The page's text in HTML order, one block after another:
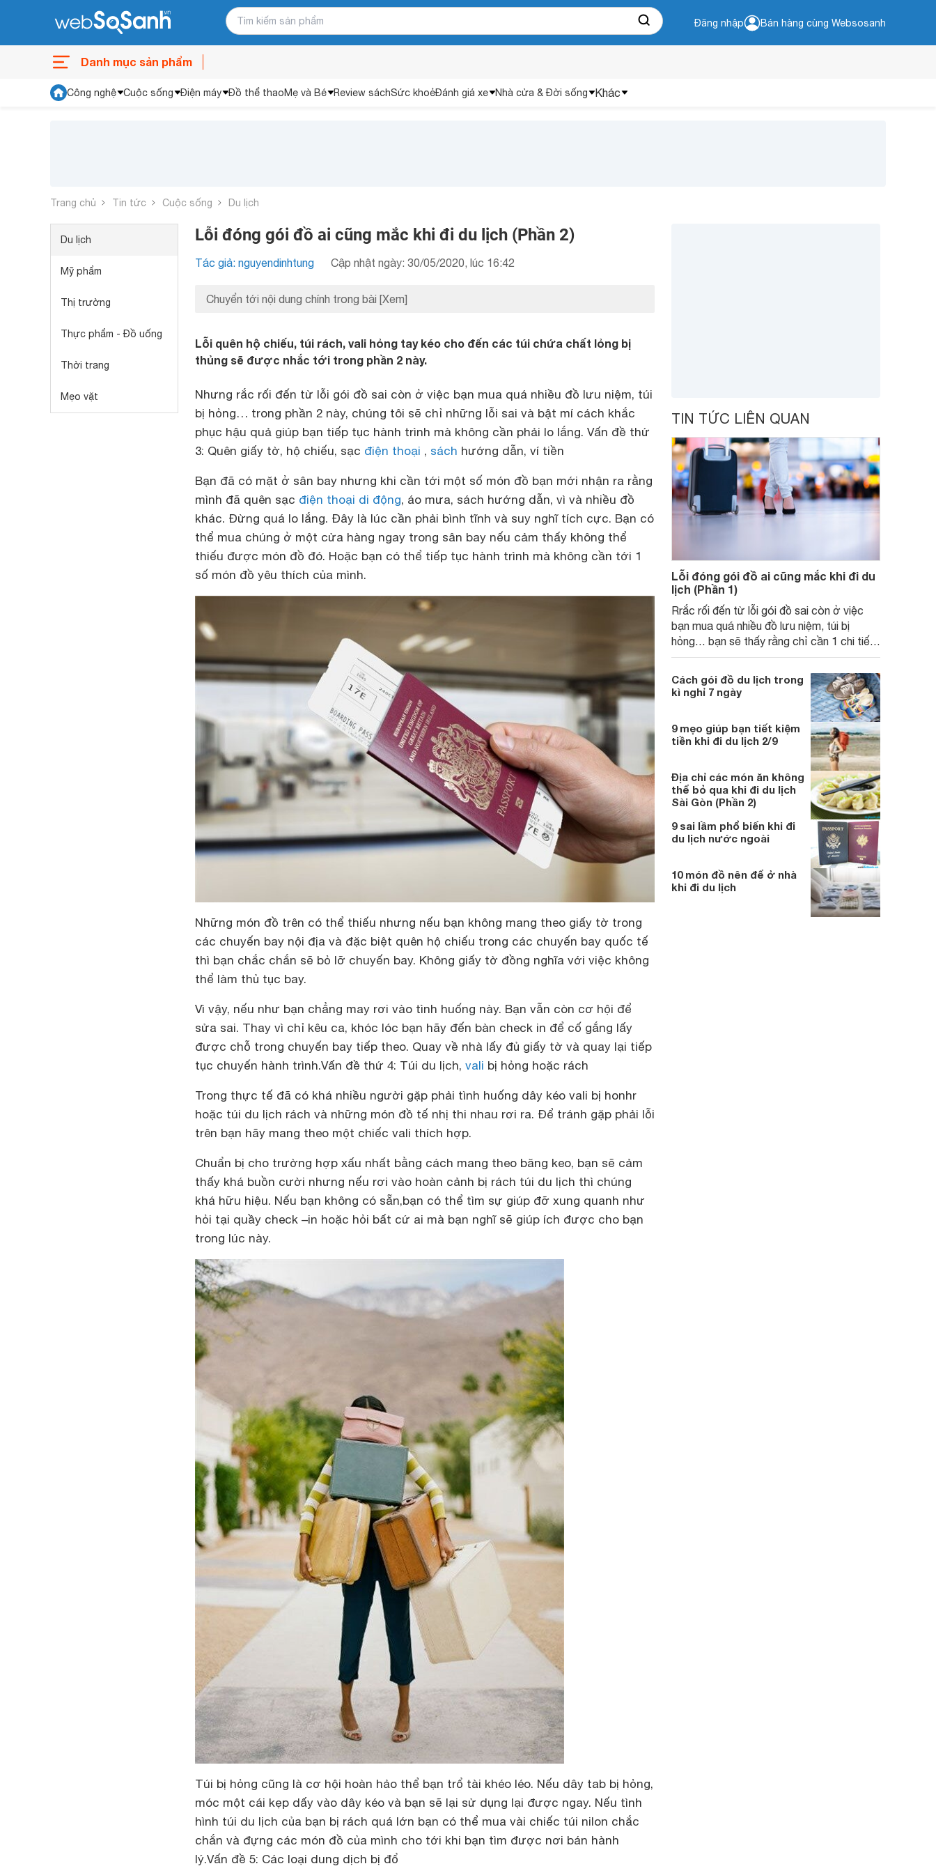
Đăng nhập Bán hàng cùng Websosanh
Danh mục sản phẩm
Công nghệ Cuộc sống Điện máy Đồ thể thaoMẹ và Bé Review sáchSức khoẻĐánh giá xe Nhà cửa & Đời sống Khác
Trang chủ Tin tức Cuộc sống Du lịch
Du lịch
Mỹ phẩm
Thị trường
Thực phẩm - Đồ uống
Thời trang
Mẹo vặt
Lỗi đóng gói đồ ai cũng mắc khi đi du lịch (Phần 2)
Tác giả: nguyendinhtung Cập nhật ngày: 30/05/2020, lúc 16:42
Chuyển tới nội dung chính trong bài [Xem]
Lỗi quên hộ chiếu, túi rách, vali hỏng tay kéo cho đến các túi chứa chất lỏng bị
thủng sẽ được nhắc tới trong phần 2 này.
Nhưng rắc rối đến từ lỗi gói đồ sai còn ở việc bạn mua quá nhiều đồ lưu niệm, túi
bị hỏng… trong phần 2 này, chúng tôi sẽ chỉ những lỗi sai và bật mí cách khắc
phục hậu quả giúp bạn tiếp tục hành trình mà không cần phải lo lắng. Vấn đề thứ
3: Quên giấy tờ, hộ chiếu, sạc điện thoại , sách hướng dẫn, ví tiền
Bạn đã có mặt ở sân bay nhưng khi cần tới một số món đồ bạn mới nhận ra rằng
mình đã quên sạc điện thoại di động, áo mưa, sách hướng dẫn, vì và nhiều đồ
khác. Đừng quá lo lắng. Đây là lúc cần phải bình tĩnh và suy nghĩ tích cực. Bạn có
thể mua chúng ở một cửa hàng ngay trong sân bay nếu cảm thấy không thể
thiếu được món đồ đó. Hoặc bạn có thể tiếp tục hành trình mà không cần tới 1
số món đồ yêu thích của mình.
Những món đồ trên có thể thiếu nhưng nếu bạn không mang theo giấy tờ trong
các chuyến bay nội địa và đặc biệt quên hộ chiếu trong các chuyến bay quốc tế
thì bạn chắc chắn sẽ bỏ lỡ chuyến bay. Không giấy tờ đồng nghĩa với việc không
thể làm thủ tục bay.
Vì vậy, nếu như bạn chẳng may rơi vào tình huống này. Bạn vẫn còn cơ hội để
sửa sai. Thay vì chỉ kêu ca, khóc lóc bạn hãy đến bàn check in để cố gắng lấy
được chỗ trong chuyến bay tiếp theo. Quay về nhà lấy đủ giấy tờ và quay lại tiếp
tục chuyến hành trình.Vấn đề thứ 4: Túi du lịch, vali bị hỏng hoặc rách
Trong thực tế đã có khá nhiều người gặp phải tình huống dây kéo vali bị honhr
hoặc túi du lịch rách và những món đồ tế nhị thi nhau rơi ra. Để tránh gặp phải lỗi
trên bạn hãy mang theo một chiếc vali thích hợp.
Chuẩn bị cho trường hợp xấu nhất bằng cách mang theo băng keo, bạn sẽ cảm
thấy khá buồn cười nhưng nếu rơi vào hoàn cảnh bị rách túi du lịch thì chúng
khá hữu hiệu. Nếu bạn không có sẵn,bạn có thể tìm sự giúp đỡ xung quanh như
hỏi tại quầy check –in hoặc hỏi bất cứ ai mà bạn nghĩ sẽ giúp ích được cho bạn
trong lúc này.
Túi bị hỏng cũng là cơ hội hoàn hảo thể bạn trổ tài khéo léo. Nếu dây tab bị hỏng,
móc một cái kẹp dấy vào dây kéo và bạn sẽ lại sử dụng lại được ngay. Nếu tình
hình túi du lịch của bạn bị rách quá lớn bạn có thể mua vài chiếc túi nilon chắc
chắn và đựng các món đồ của mình cho tới khi bạn tìm được nơi bán hành
lý.Vấn đề 5: Các loại dung dịch bị đổ
TIN TỨC LIÊN QUAN
Lỗi đóng gói đồ ai cũng mắc khi đi du
lịch (Phần 1)
Rrắc rối đến từ lỗi gói đồ sai còn ở việc
bạn mua quá nhiều đồ lưu niệm, túi bị
hỏng… bạn sẽ thấy rằng chỉ cần 1 chi tiết
nhỏ cũng khiến bạn rơi vào thảm họa trong
kì nghỉ mà bạn không hề mong muốn.
Cách gói đồ du lịch trong
kì nghỉ 7 ngày
9 mẹo giúp bạn tiết kiệm
tiền khi đi du lịch 2/9
Địa chỉ các món ăn không
thể bỏ qua khi đi du lịch
Sài Gòn (Phần 2)
9 sai lầm phổ biến khi đi
du lịch nước ngoài
10 món đồ nên để ở nhà
khi đi du lịch